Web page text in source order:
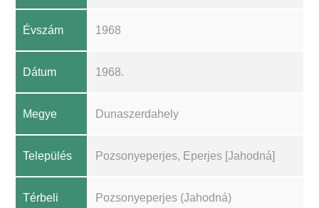
Évszám 1968
Dátum 1968.
Megye Dunaszerdahely
Település Pozsonyeperjes, Eperjes [Jahodná]
Térbeli
Pozsonyeperjes (Jahodná)